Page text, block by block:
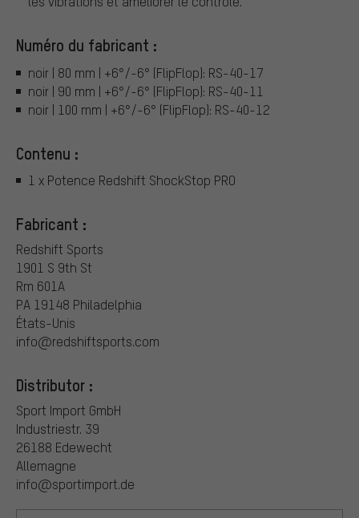
Numéro du fabricant :
noir | 80 mm | +6°/-6° (FlipFlop): RS-40-17
noir | 90 mm | +6°/-6° (FlipFlop): RS-40-11
noir | 100 mm | +6°/-6° (FlipFlop): RS-40-12
Contenu :
1 x Potence Redshift ShockStop PRO
Fabricant :
Redshift Sports
1901 S 9th St
Rm 601A
PA 19148 Philadelphia
États-Unis
info@redshiftsports.com
Distributor :
Sport Import GmbH
Industriestr. 39
26188 Edewecht
Allemagne
info@sportimport.de